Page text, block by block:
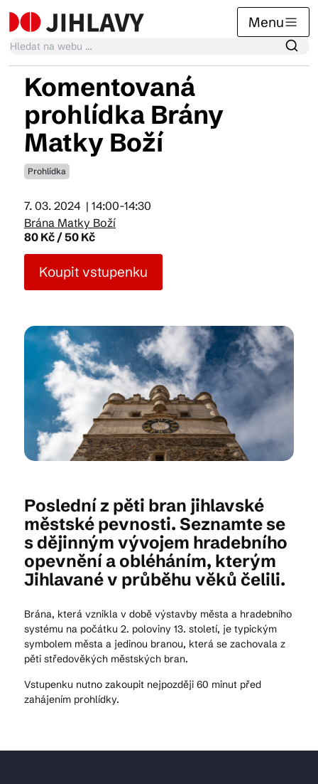
Menu
Kalendář akcí
Tradiční akce
Články
Suvenýry
Kam vyrazit
CS EN DE
© 2026 Brána Jihlavy
Komentovaná
prohlídka Brány
Matky Boží
Prohlídka
7. 03. 2024 | 14:00-14:30
Brána Matky Boží
80 Kč / 50 Kč
Koupit vstupenku
Poslední z pěti bran jihlavské
městské pevnosti. Seznamte se
s dějinným vývojem hradebního
opevnění a obléháním, kterým
Jihlavané v průběhu věků čelili.
Brána, která vznikla v době výstavby města a hradebního
systému na počátku 2. poloviny 13. století, je typickým
symbolem města a jedinou branou, která se zachovala z
pěti středověkých městských bran.
Vstupenku nutno zakoupit nejpozději 60 minut před
zahájením prohlídky.